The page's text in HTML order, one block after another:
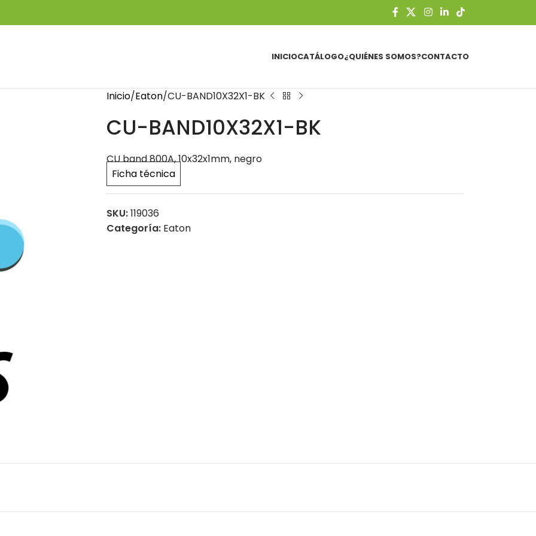
INICIOCATÁLOGO¿QUIÉNES SOMOS?CONTACTO
Inicio Eaton CU-BAND10X32X1-BK
CU-BAND10X32X1-BK
CU band 800A, 10x32x1mm, negro
Ficha técnica
SKU:119036
Categoría: Eaton